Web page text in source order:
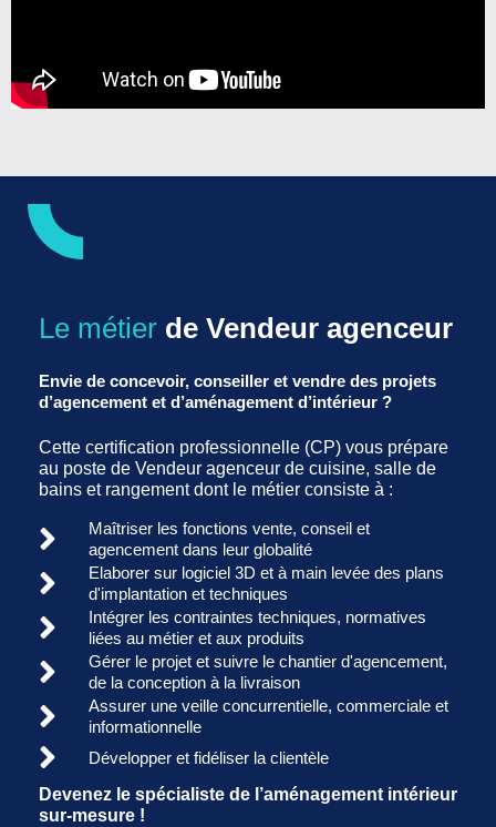
Le métier de Vendeur agenceur
Envie de concevoir, conseiller et vendre des projets
d’agencement et d’aménagement d’intérieur ?
Cette certification professionnelle (CP) vous prépare
au poste de Vendeur agenceur de cuisine, salle de
bains et rangement dont le métier consiste à :
Maîtriser les fonctions vente, conseil et
agencement dans leur globalité
Elaborer sur logiciel 3D et à main levée des plans
d'implantation et techniques
Intégrer les contraintes techniques, normatives
liées au métier et aux produits
Gérer le projet et suivre le chantier d'agencement,
de la conception à la livraison
Assurer une veille concurrentielle, commerciale et
informationnelle
Développer et fidéliser la clientèle
Devenez le spécialiste de l’aménagement intérieur
sur-mesure !